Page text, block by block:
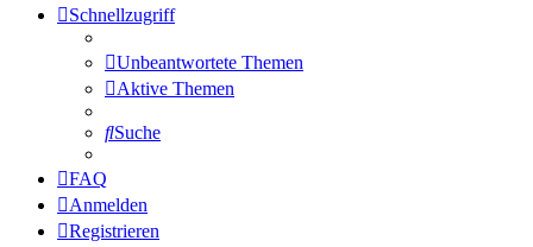
Schnellzugriff
Unbeantwortete Themen
Aktive Themen
Suche
FAQ
Anmelden
Registrieren